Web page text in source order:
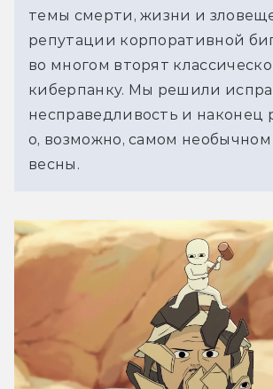
темы смерти, жизни и
репутации корпоративной
во многом вторят
киберпанку. Мы решили
несправедливость и наконец
о, возможно, самом необычном
весны.